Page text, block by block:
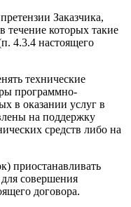
Заказчика,
течение которых такие
4.3.4 настоящего
технические
программно-
в оказании услуг в
на поддержку
средств либо на
приостанавливать
для совершения
договора.